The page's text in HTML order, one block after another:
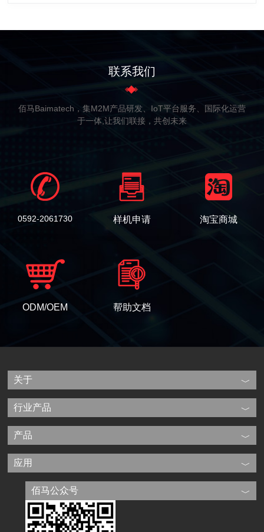
联系我们
佰马Baimatech，集M2M产品研发、IoT平台服务、国际化运营
于一体,让我们联接，共创未来
0592-2061730 样机申请 淘宝商城
ODM/OEM 帮助文档
关于
行业产品
产品
应用
佰马公众号